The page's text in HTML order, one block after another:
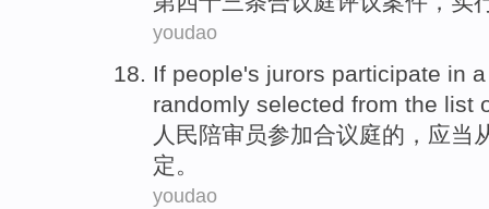
youdao
If people's jurors participate in a
randomly selected from the list
人民陪审员参加合议庭的， 应当
定。
youdao